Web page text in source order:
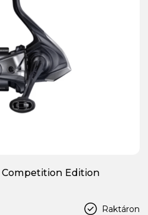
Competition Edition
Raktáron